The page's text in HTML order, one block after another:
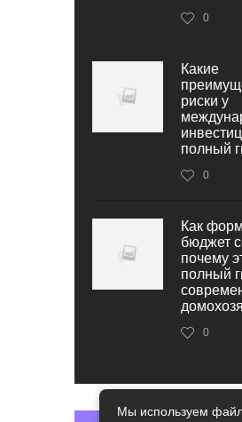
0
Какие
риски у
полный
0
Как
бюджет
почему
полный
0
Мы используем